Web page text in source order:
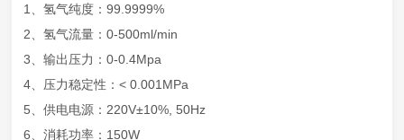
1、氢气纯度：99.9999%
2、氢气流量：0-500ml/min
3、输出压力：0-0.4Mpa
4、压力稳定性：< 0.001MPa
5、供电电源：220V±10%, 50Hz
6、消耗功率：150W